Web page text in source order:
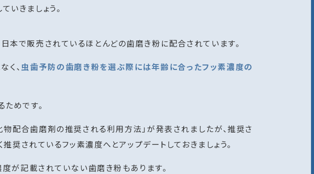
きましょう。
本で販売されているほとんどの歯磨き粉に配合されています。
く、 虫歯予防の歯磨き粉を選ぶ際には年齢に合ったフッ素濃度の
めです。
配合歯磨剤の推奨される利用方法」が発表されましたが、推奨さ
奨されているフッ素濃度へとアップデートしておきましょう。
度が記載されていない歯磨き粉もあります。